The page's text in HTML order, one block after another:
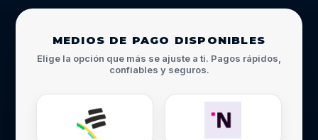
MEDIOS DE PAGO DISPONIBLES
Elige la opción que más se ajuste a ti. Pagos rápidos,
confiables y seguros.